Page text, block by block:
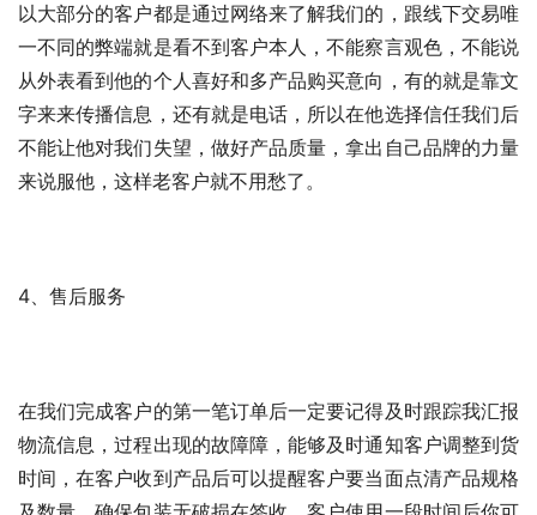
以大部分的客户都是通过网络来了解我们的，跟线下交易唯
一不同的弊端就是看不到客户本人，不能察言观色，不能说
从外表看到他的个人喜好和多产品购买意向，有的就是靠文
字来来传播信息，还有就是电话，所以在他选择信任我们后
不能让他对我们失望，做好产品质量，拿出自己品牌的力量
来说服他，这样老客户就不用愁了。
4、售后服务
在我们完成客户的第一笔订单后一定要记得及时跟踪我汇报
物流信息，过程出现的故障障，能够及时通知客户调整到货
时间，在客户收到产品后可以提醒客户要当面点清产品规格